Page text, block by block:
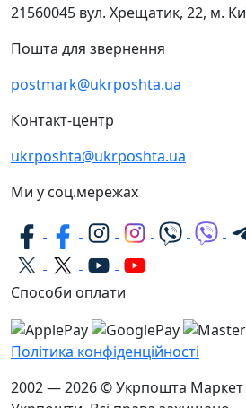
21560045 вул. Хрещатик, 22, м.
Пошта для звернення
postmark@ukrposhta.ua
Контакт-центр
ukrposhta@ukrposhta.ua
Ми у соц.мережах
Способи оплати
Політика конфіденційності
2002 — 2026 © Укрпошта Маркет